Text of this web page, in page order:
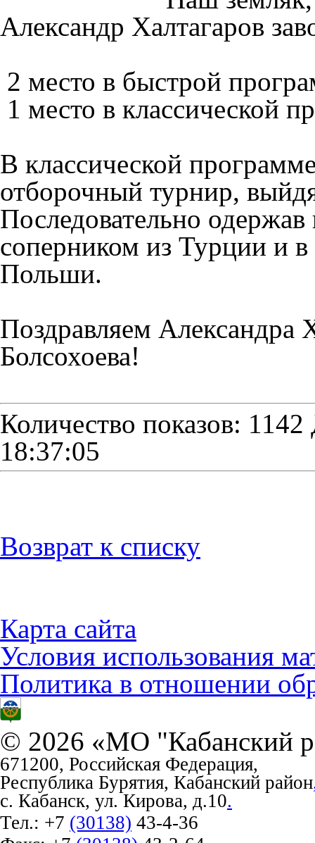
Александр Халтагаров
2 место в быстрой
1 место в классической
В классической
отборочный турнир,
Последовательно
соперником из Турции и
Польши.
Поздравляем Александра
Болсохоева!
Количество показов: 1142
18:37:05
Возврат к списку
Карта сайта
Условия использования
Политика в отношении
© 2026 «МО "Кабанский
671200, Российская Федерация,
Республика Бурятия, Кабанский район
с. Кабанск, ул. Кирова, д.10.
Тел.: +7 (30138) 43-4-36